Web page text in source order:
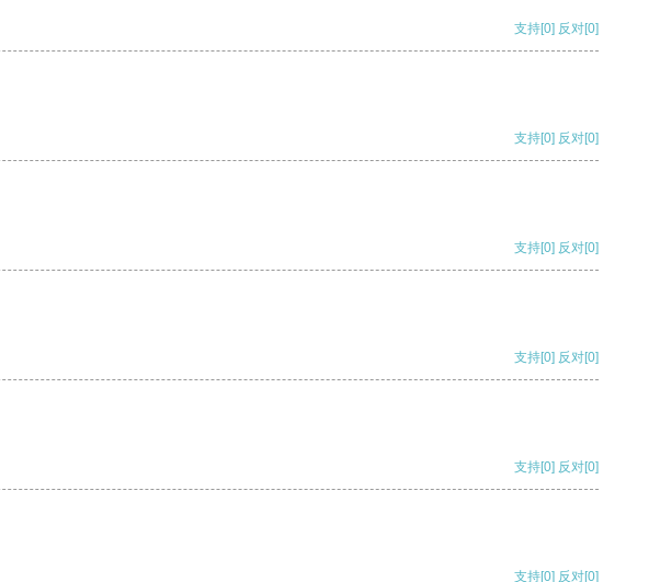
支持[0] 反对[0]
支持[0] 反对[0]
支持[0] 反对[0]
支持[0] 反对[0]
支持[0] 反对[0]
支持[0] 反对[0]